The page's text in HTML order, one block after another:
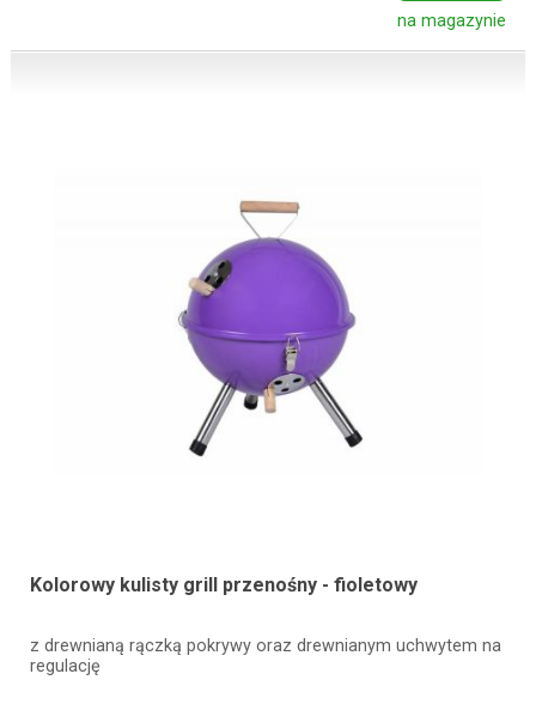
na magazynie
Kolorowy kulisty grill przenośny - fioletowy
z drewnianą rączką pokrywy oraz drewnianym uchwytem na
regulację